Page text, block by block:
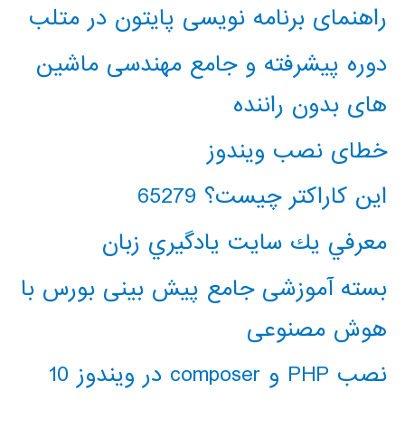
راهنمای برنامه نویسی پایتون در متلب
دوره پیشرفته و جامع مهندسی ماشین
های بدون راننده
خطای نصب ویندوز
این کاراکتر چیست؟ 65279
معرفي يك سايت يادگيري زبان
بسته آموزشی جامع پیش بینی بورس با
هوش مصنوعی
نصب PHP و composer در ویندوز 10